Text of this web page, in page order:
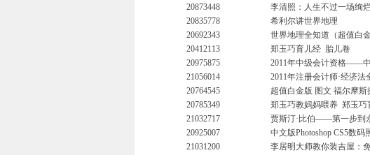
20873448
李清照：人生不过一场绚
20835778
希利尔讲世界地理
20692343
世界地理全知道（超值白金
20412113
郑玉巧育儿经 胎儿卷
20975875
2011年中级会计资格——
21056014
2011年注册会计师·经济
20764545
超值白金版 图文 福尔摩斯
20785349
郑玉巧教妈妈喂养 郑玉巧
21032717
贾斯汀·比伯——第一步到
20925007
中文版Photoshop CS5数
21031200
李居明大师教你装吉屋：